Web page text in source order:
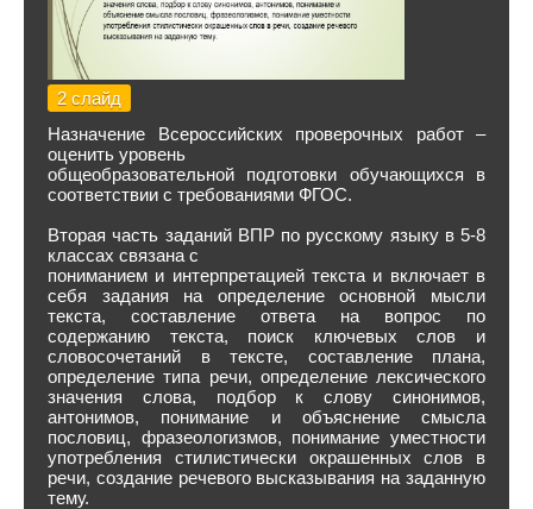
2 слайд
Назначение Всероссийских проверочных работ –
оценить уровень
общеобразовательной подготовки обучающихся в
соответствии с требованиями ФГОС.
Вторая часть заданий ВПР по русскому языку в 5-8
классах связана с
пониманием и интерпретацией текста и включает в
себя задания на определение основной мысли
текста, составление ответа на вопрос по
содержанию текста, поиск ключевых слов и
словосочетаний в тексте, составление плана,
определение типа речи, определение лексического
значения слова, подбор к слову синонимов,
антонимов, понимание и объяснение смысла
пословиц, фразеологизмов, понимание уместности
употребления стилистически окрашенных слов в
речи, создание речевого высказывания на заданную
тему.